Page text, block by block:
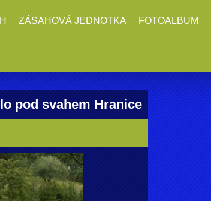
ZÁSAHOVÁ JEDNOTKA FOTOALBUM
pod svahem Hranice